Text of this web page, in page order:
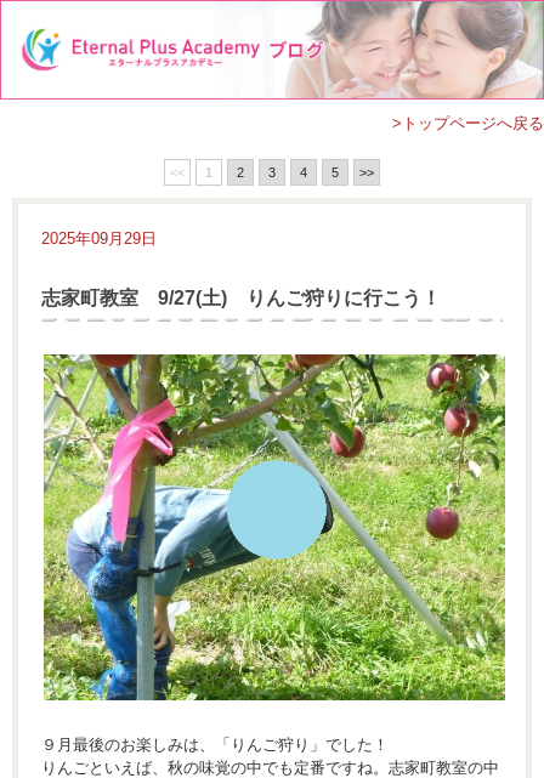
>トップページへ戻る
<< 1 2 3 4 5 >>
2025年09月29日
志家町教室 9/27(土) りんご狩りに行こう！
９月最後のお楽しみは、「りんご狩り」でした！
りんごといえば、秋の味覚の中でも定番ですね。志家町教室の中